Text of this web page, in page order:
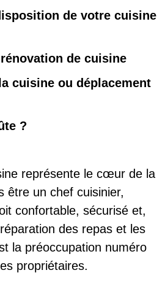
de votre cuisine
de cuisine
cuisine ou déplacement
?
représente le cœur de la
être un chef cuisinier,
confortable, sécurisé et,
des repas et les
la préoccupation numéro
propriétaires.